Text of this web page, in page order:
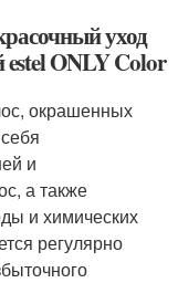
уход
ONLY Color
окрашенных
и
а также
и химических
регулярно